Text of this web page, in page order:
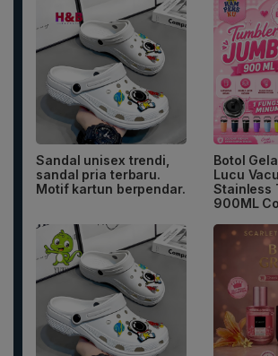
Sandal unisex trendi,
sandal pria terbaru.
Motif kartun berpendar.
Botol
Lucu
Stainless
900ML